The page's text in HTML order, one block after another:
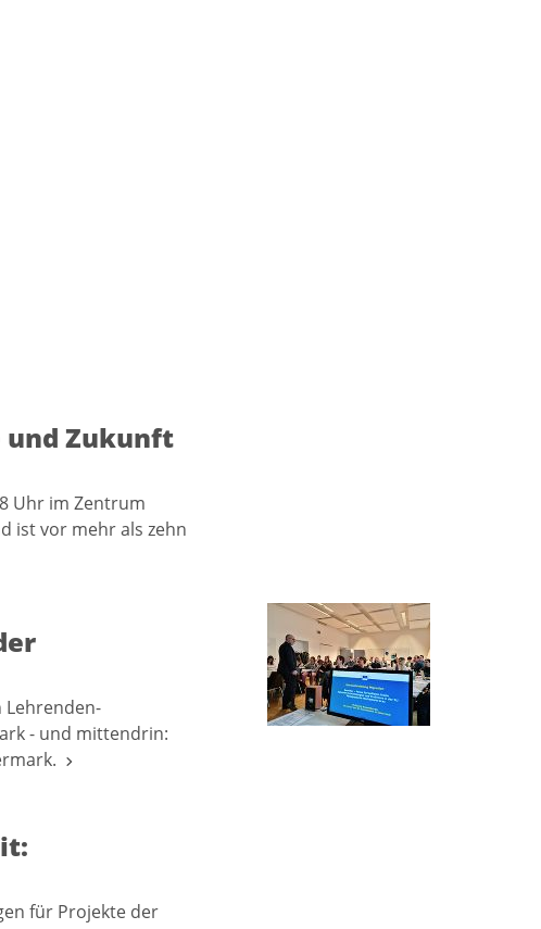
und Zukunft
Uhr im Zentrum
ist vor mehr als zehn
- und mittendrin:
für Projekte der